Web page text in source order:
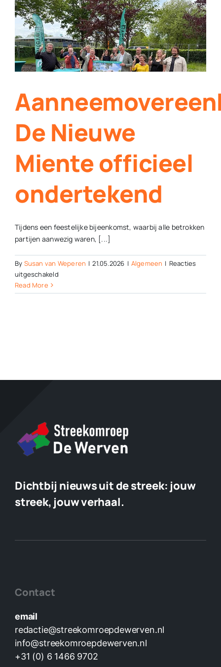
Contact
Plaats je eigen nieuws
De Nieuwe
Miente officieel
ondertekend
Tijdens een feestelijke bijeenkomst, waarbij alle betrokken
partijen aanwezig waren, [...]
By Susan van Weperen | 21.05.2026 | Algemeen | Reacties
uitgeschakeldvoor
De
Read More
Dichtbij nieuws uit de streek: jouw
streek, jouw verhaal.
Contact
email
redactie@streekomroepdewerven.nl
info@streekomroepdewerven.nl
+31 (0) 6 1466 9702